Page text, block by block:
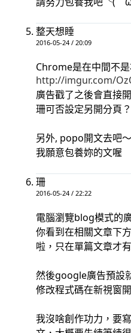
整天想睡
2016-05-24 / 20:09
Chrome是在中間不
http://imgur.com/
廣告戳了之後會直接
珊可否設定另開分頁？
另外, popo開文去吧～
我願意包養妳的文喔
珊
2016-05-24 / 22:22
電腦瀏覽blog模式的
你看到在相關文章下
啦，只在單篇文章才
然後google廣告預設
修改程式碼在新視窗
我沒啥創作功力，要